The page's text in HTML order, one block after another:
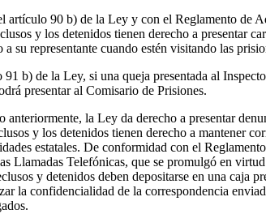
artículo 90 b) de la Ley y con el Reglamento de
y los detenidos tienen derecho a presentar
su representante cuando estén visitando las
b) de la Ley, si una queja presentada al
presentar al Comisario de Prisiones.
anteriormente, la Ley da derecho a presentar
y los detenidos tienen derecho a mantener
estatales. De conformidad con el
Llamadas Telefónicas, que se promulgó en
y detenidos deben depositarse en una caja
la confidencialidad de la correspondencia